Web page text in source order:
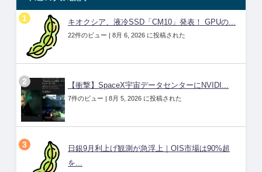
キオクシア、液冷SSD「CM10」発表！ GPUの...
22件のビュー | 8月 6, 2026 に投稿された
【衝撃】SpaceX宇宙データセンターにNVIDI...
7件のビュー | 8月 5, 2026 に投稿された
日銀9月利上げ観測が急浮上｜OIS市場は90%超
を...